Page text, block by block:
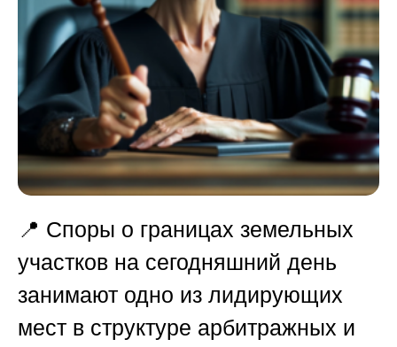
📍 Споры о границах земельных
участков на сегодняшний день
занимают одно из лидирующих
мест в структуре арбитражных и